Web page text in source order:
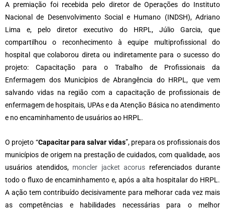
A premiação foi recebida pelo diretor de Operações do Instituto
Nacional de Desenvolvimento Social e Humano (INDSH), Adriano
Lima e, pelo diretor executivo do HRPL, Júlio Garcia, que
compartilhou o reconhecimento à equipe multiprofissional do
hospital que colaborou direta ou indiretamente para o sucesso do
projeto: Capacitação para o Trabalho de Profissionais da
Enfermagem dos Municípios de Abrangência do HRPL, que vem
salvando vidas na região com a capacitação de profissionais de
enfermagem de hospitais, UPAs e da Atenção Básica no atendimento
e no encaminhamento de usuários ao HRPL.
O projeto “Capacitar para salvar vidas”, prepara os profissionais dos
municípios de origem na prestação de cuidados, com qualidade, aos
usuários atendidos, moncler jacket acorus referenciados durante
todo o fluxo de encaminhamento e, após a alta hospitalar do HRPL.
A ação tem contribuído decisivamente para melhorar cada vez mais
as competências e habilidades necessárias para o melhor